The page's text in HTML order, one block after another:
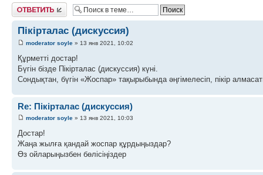
Ответить
Пікірталас (дискуссия)
moderator soyle » 13 янв 2021, 10:02
Құрметті достар!
Бүгін бізде Пікірталас (дискуссия) күні.
Сондықтан, бүгін «Жоспар» тақырыбында әңгімелесіп, пікір
Re: Пікірталас (дискуссия)
moderator soyle » 13 янв 2021, 10:03
Достар!
Жаңа жылға қандай жоспар құрдыңыздар?
Өз ойларыңызбен бөлісіңіздер